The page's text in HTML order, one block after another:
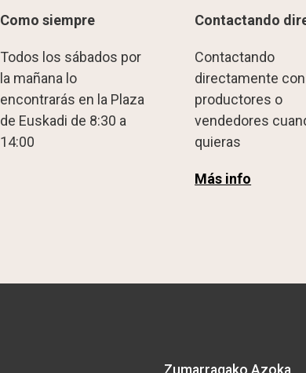
Como siempre
Todos los sábados por
la mañana lo
encontrarás en la Plaza
de Euskadi de 8:30 a
14:00
Contactando
Contactando
directamente con
productores o
vendedores
quieras
Más info
Zumarragako Azoka